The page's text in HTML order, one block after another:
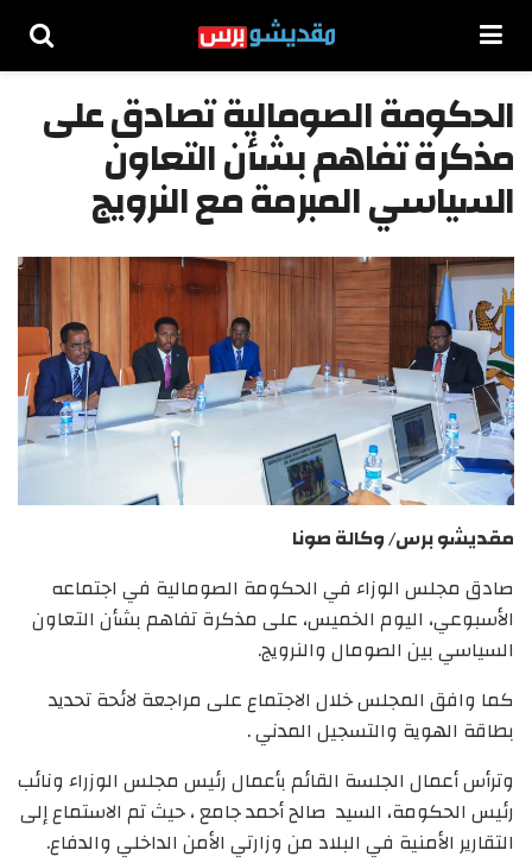
الحكومة الصومالية تصادق على
مذكرة تفاهم بشأن التعاون
السياسي المبرمة مع النرويج
مقديشو برس/ وكالة صونا
صادق مجلس الوزاء في الحكومة الصومالية في اجتماعه
الأسبوعي، اليوم الخميس، على مذكرة تفاهم بشأن التعاون
السياسي بين الصومال والنرويج.
كما وافق المجلس خلال الاجتماع على مراجعة لائحة تحديد
بطاقة الهوية والتسجيل المدني .
وترأس أعمال الجلسة القائم بأعمال رئيس مجلس الوزراء ونائب
رئيس الحكومة، السيد صالح أحمد جامع ، حيث تم الاستماع إلى
التقارير الأمنية في البلاد من وزارتي الأمن الداخلي والدفاع.